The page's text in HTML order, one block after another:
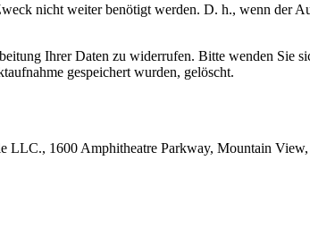
nicht weiter benötigt werden. D. h., wenn der
Ihrer Daten zu widerrufen. Bitte wenden Sie
gespeichert wurden, gelöscht.
LLC., 1600 Amphitheatre Parkway, Mountain